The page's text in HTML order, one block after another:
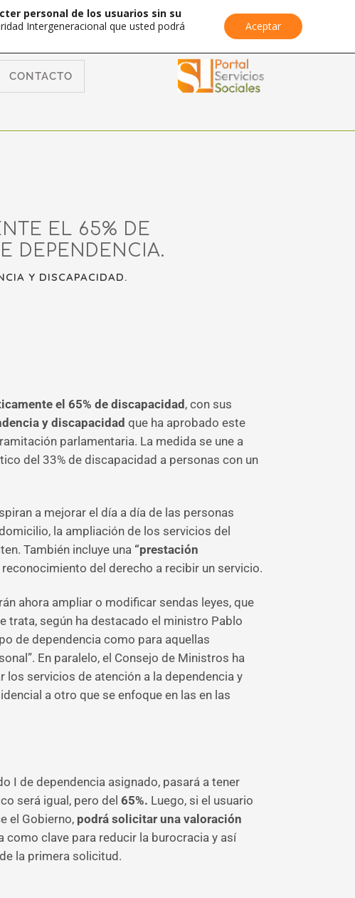
CONTACTO
EL 65% DE
DEPENDENCIA.
Y DISCAPACIDAD.
el 65% de discapacidad , con sus
y discapacidad que ha aprobado este
parlamentaria. La medida se une a
del 33% de discapacidad a personas con un
a mejorar el día a día de las personas
la ampliación de los servicios del
También incluye una “prestación
del derecho a recibir un servicio.
ahora ampliar o modificar sendas leyes, que
trata, según ha destacado el ministro Pablo
de dependencia como para aquellas
En paralelo, el Consejo de Ministros ha
los servicios de atención a la dependencia y
a otro que se enfoque en las en las
I de dependencia asignado, pasará a tener
será igual, pero del 65%. Luego, si el usuario
el Gobierno, podrá solicitar una valoración
clave para reducir la burocracia y así
la primera solicitud.
personal de los usuarios sin su
Intergeneracional que usted podrá
Aceptar